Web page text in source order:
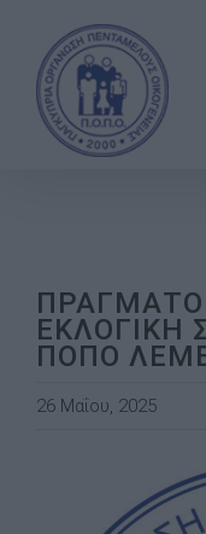
content
ΕΚΛΟΓΙΚΗ
ΠΟΠΟ
26 Μαΐου, 2025